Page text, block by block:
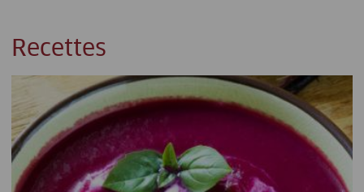
Recettes